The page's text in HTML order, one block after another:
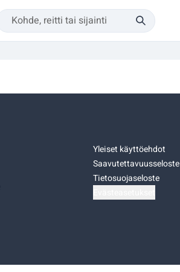
Yleiset käyttöehdot
Saavutettavuusseloste
Tietosuojaseloste